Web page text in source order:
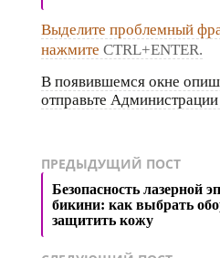
Выделите проблемный
нажмите CTRL+ENTER.
В появившемся окне
отправьте
ПРЕДЫДУЩИЙ ПОСТ
Безопасность лазерной
бикини: как выбрать
защитить кожу